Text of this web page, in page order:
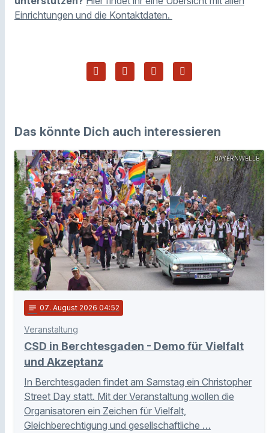
Einrichtungen und die Kontaktdaten.
Das könnte Dich auch interessieren
BAYERNWELLE
notes 07. August 2026 04:52
Veranstaltung
CSD in Berchtesgaden - Demo für Vielfalt
und Akzeptanz
In Berchtesgaden findet am Samstag ein Christopher
Street Day statt. Mit der Veranstaltung wollen die
Organisatoren ein Zeichen für Vielfalt,
Gleichberechtigung und gesellschaftliche …